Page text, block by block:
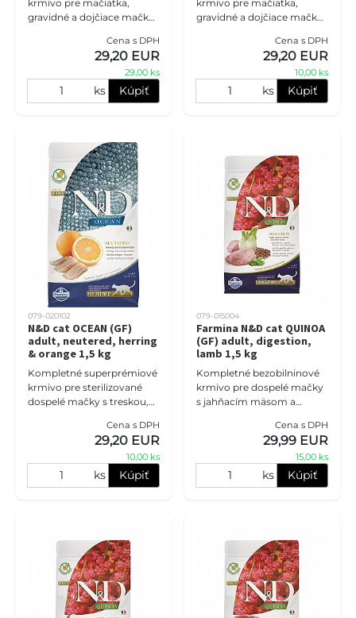
krmivo pre mačiatka,
gravidné a dojčiace mačky
granátovým jablkom.
Receptúra s vysokým
podielom kvalitných ž
Cena s DPH
29,20 EUR
29,00 ks
ks Kúpiť
krmivo pre mačiatka,
gravidné a dojčiace mačky
tekvicou a melónom
Cantaloupe. Receptúra s
Cena s DPH
29,20 EUR
10,00 ks
ks Kúpiť
079-020102
N&D cat OCEAN (GF)
adult, neutered, herring
& orange 1,5 kg
Kompletné superprémiové
krmivo pre sterilizované
dospelé mačky s treskou,
pomarančom. Vyvážená
receptúra s kvalitnými
Cena s DPH
29,20 EUR
10,00 ks
ks Kúpiť
079-015004
Farmina N&D cat QUINOA
(GF) adult, digestion,
lamb 1,5 kg
Kompletné bezobilninové
krmivo pre dospelé mačky
s jahňacím mäsom a
mačky s citlivým trávením.
Ideálna voľba, ak chcete
Cena s DPH
29,99 EUR
15,00 ks
ks Kúpiť